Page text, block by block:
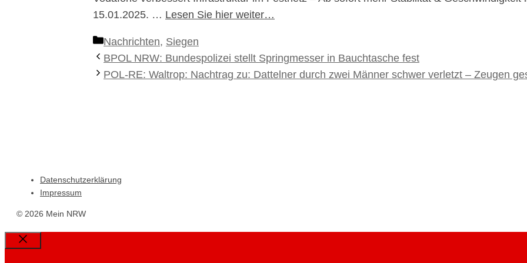
15.01.2025. … Lesen Sie hier weiter…
Kategorien
Nachrichten, Siegen
BPOL NRW: Bundespolizei stellt Springmesser in Bauchtasche fest
POL-RE: Waltrop: Nachtrag zu: Dattelner durch zwei Männer schwer verletzt – Zeugen
Datenschutzerklärung
Impressum
© 2026 Mein NRW
Close